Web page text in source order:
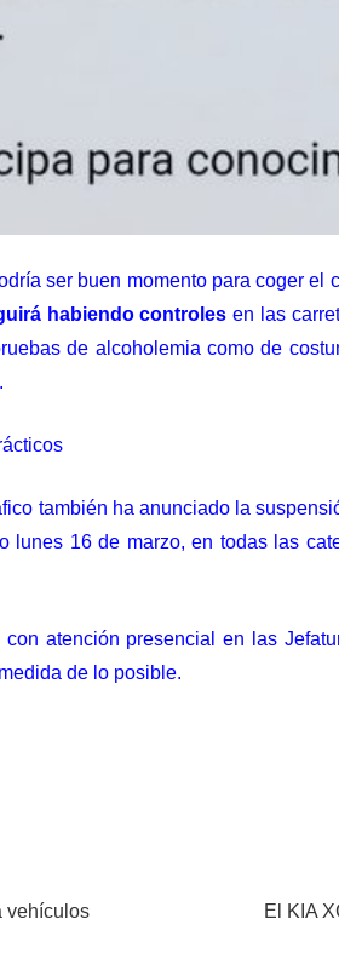
ser buen momento para coger
habiendo controles en las
de alcoholemia como de
también ha anunciado la
lunes 16 de marzo, en todas las
atención presencial en las
de lo posible.
vehículos
El KIA